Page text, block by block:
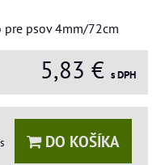
pre psov 4mm/72cm
5,83 € s DPH
DO KOŠÍKA